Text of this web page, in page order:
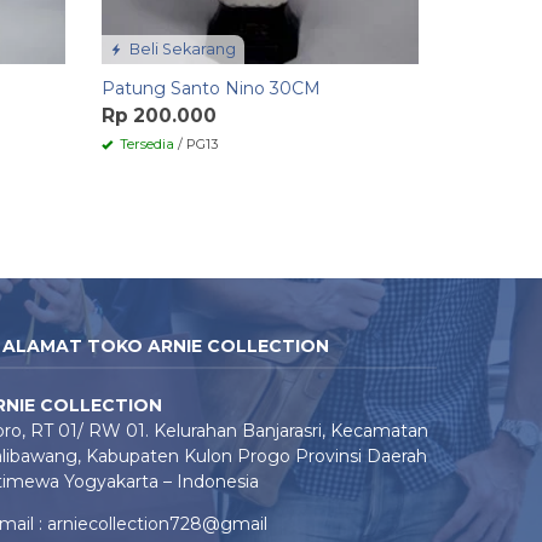
Beli Sekarang
Patung Santo Nino 30CM
Rp 200.000
Tersedia / PG13
ALAMAT TOKO ARNIE COLLECTION
COLLECTION
RT 01/ RW 01. Kelurahan Banjarasri, Kecamatan
Kabupaten Kulon Progo Provinsi Daerah
Yogyakarta – Indonesia
: arniecollection728@gmail